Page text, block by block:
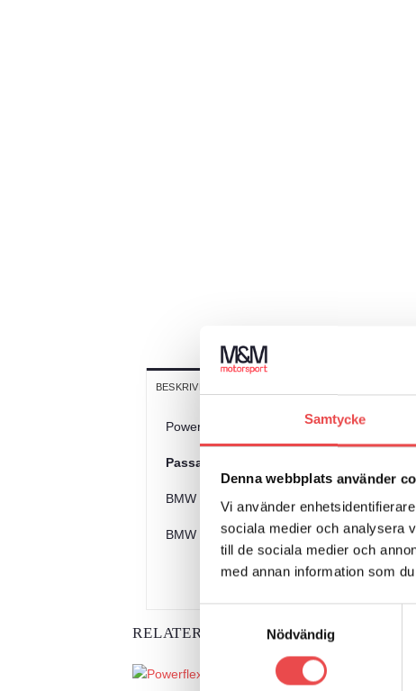
Samtycke
Denna webbplats använder
Vi använder
sociala medier och analysera
till de sociala medier och
med annan information som
Nödvändig
BESKRIVNING
Powerflex polyuretanbussningar, främre
Passar till följande bilmodeller:
BMW Serie 5 F10 Saloon/F11 Touring
BMW Serie 6 F06 Sedan/F12 Convertible/
RELATERADE PRODUKTER